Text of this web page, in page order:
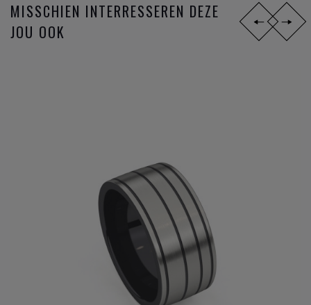
MISSCHIEN INTERRESSEREN DEZE
JOU OOK